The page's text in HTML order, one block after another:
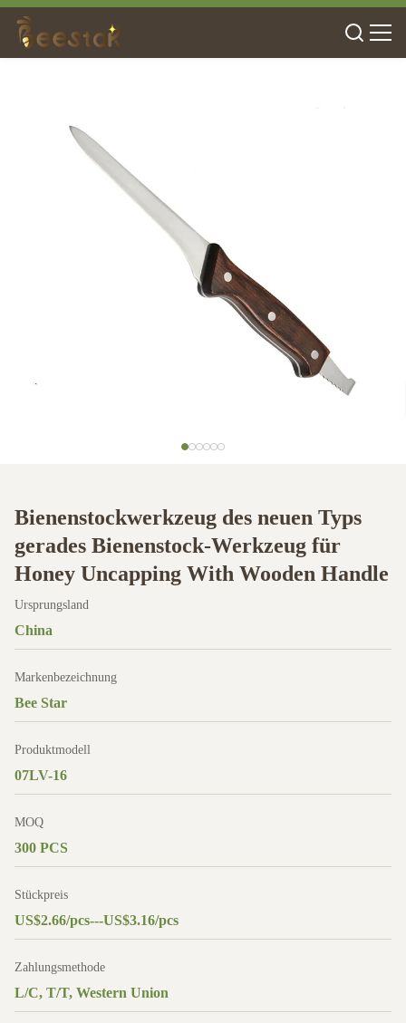
Bienenstockwerkzeug des neuen Typs
gerades Bienenstock-Werkzeug für
Honey Uncapping With Wooden Handle
Ursprungsland
China
Markenbezeichnung
Bee Star
Produktmodell
07LV-16
MOQ
300 PCS
Stückpreis
US$2.66/pcs---US$3.16/pcs
Zahlungsmethode
L/C, T/T, Western Union